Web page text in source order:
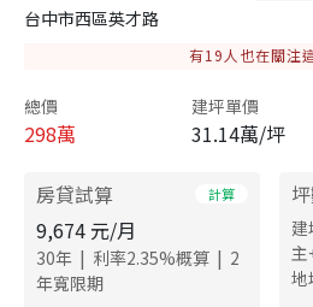
台中市西區英才路
有19 人也在關注
總價
298萬
建坪單價
31.14萬/坪
房貸試算 計算
9,674 元/月
30年 | 利率2.35%概算 | 2
年寬限期
建
主
地